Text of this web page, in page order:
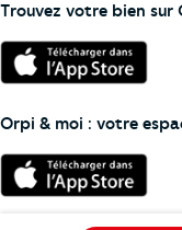
Trouvez votre bien sur
Orpi & moi : votre